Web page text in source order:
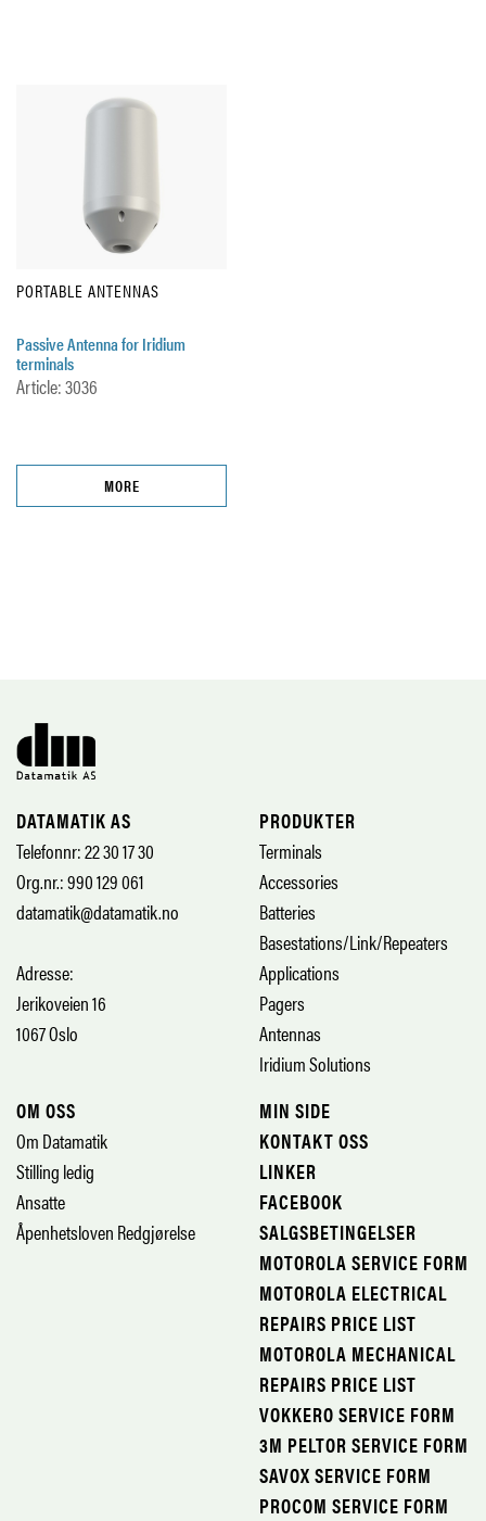
PORTABLE ANTENNAS
Passive Antenna for Iridium
terminals
Article: 3036
MORE
DATAMATIK AS
Telefonnr: 22 30 17 30
Org.nr.: 990 129 061
datamatik@datamatik.no
Adresse:
Jerikoveien 16
1067 Oslo
PRODUKTER
Terminals
Accessories
Batteries
Basestations/Link/Repeaters
Applications
Pagers
Antennas
Iridium Solutions
OM OSS
Om Datamatik
Stilling ledig
Ansatte
Åpenhetsloven Redgjørelse
MIN SIDE
KONTAKT OSS
LINKER
FACEBOOK
SALGSBETINGELSER
MOTOROLA SERVICE FORM
MOTOROLA ELECTRICAL
REPAIRS PRICE LIST
MOTOROLA MECHANICAL
REPAIRS PRICE LIST
VOKKERO SERVICE FORM
3M PELTOR SERVICE FORM
SAVOX SERVICE FORM
PROCOM SERVICE FORM